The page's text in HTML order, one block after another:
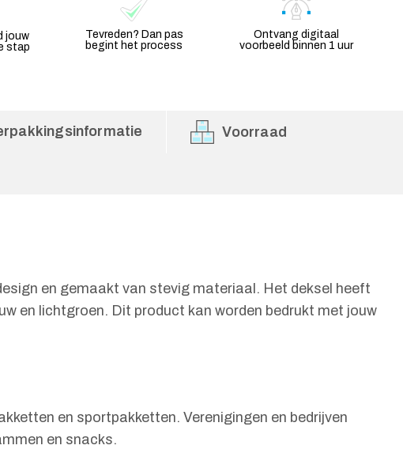
jouw
stap
Tevreden? Dan pas
begint het process
Ontvang digitaal
voorbeeld binnen 1 uur
Voorraad
en gemaakt van stevig materiaal. Het deksel heeft
en lichtgroen. Dit product kan worden bedrukt met jouw
en sportpakketten. Verenigingen en bedrijven
en snacks.